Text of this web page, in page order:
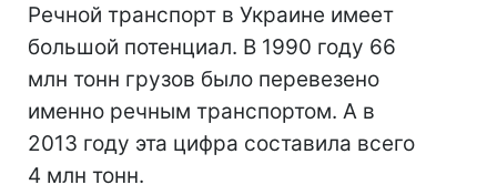
Речной транспорт в Украине имеет
большой потенциал. В 1990 году 66
млн тонн грузов было перевезено
именно речным транспортом. А в
2013 году эта цифра составила всего
4 млн тонн.